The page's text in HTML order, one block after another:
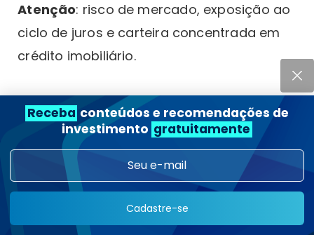
Atenção: risco de mercado, exposição ao
ciclo de juros e carteira concentrada em
crédito imobiliário.
ETFs (Exchange Traded Funds)
ETFs são fundos de índice negociados na
Bolsa como se fossem ações. Ao comprar
uma cota de ETF, o investidor passa a ter
exposição à carteira de ativos que o fundo
replica, como o Ibovespa, o S&P 500, renda
Receba conteúdos e recomendações de
investimento gratuitamente
Cadastre-se